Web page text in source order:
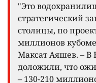
"Это
стратегический
столицы, по
миллионов
Максат Аяшев. – В
доложили, что
– 130-210